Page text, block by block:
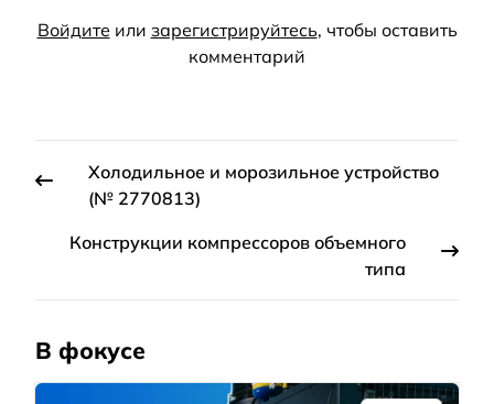
Войдите или зарегистрируйтесь, чтобы оставить
комментарий
Холодильное и морозильное устройство
(№ 2770813)
Конструкции компрессоров объемного
типа
В фокусе